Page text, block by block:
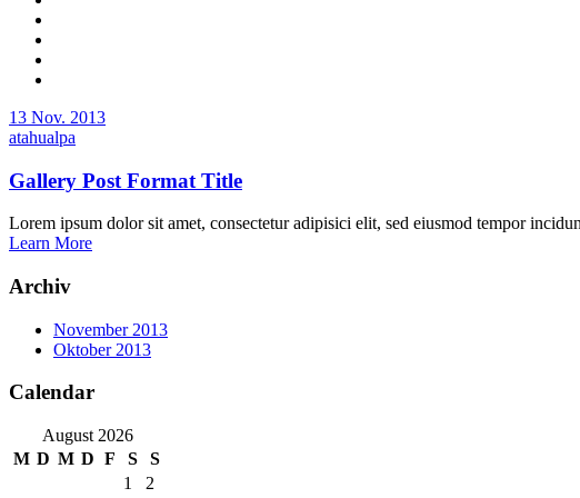
13 Nov. 2013
atahualpa
Gallery Post Format Title
Lorem ipsum dolor sit amet, consectetur adipisici elit, sed eiusmod tempor
Learn More
Archiv
November 2013
Oktober 2013
Calendar
August 2026
M D M D F S
S
1
2